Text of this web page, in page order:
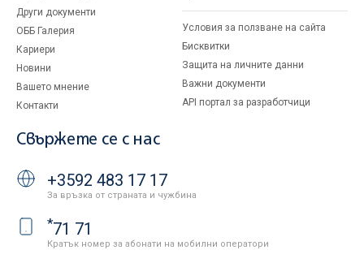
Други документи
ОББ Галерия
Кариери
Новини
Вашето мнение
Контакти
Условия за ползване на сайта
Бисквитки
Защита на личните данни
Важни документи
API портал за разработчици
Свържете се с нас
+3592 483 17 17
За връзка от страната и чужбина
*71 71
Кратък номер за абонати на мобилни оператори